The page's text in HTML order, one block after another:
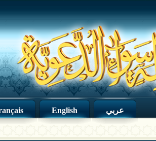
English عربي